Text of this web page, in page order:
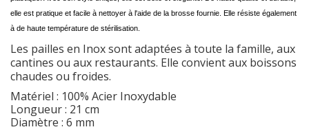
elle est pratique et facile à nettoyer à l'aide de la brosse fournie. Elle résiste également
à de haute température de stérilisation.
Les pailles en Inox sont adaptées à toute la famille, aux
cantines ou aux restaurants. Elle convient aux boissons
chaudes ou froides.
Matériel : 100% Acier Inoxydable
Longueur : 21 cm
Diamètre : 6 mm